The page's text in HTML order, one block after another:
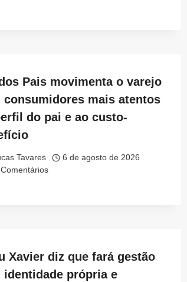
Pais movimenta o varejo
consumidores mais atentos
do pai e ao custo-
Tavares
6 de agosto de 2026
Xavier diz que fará gestão
identidade própria e